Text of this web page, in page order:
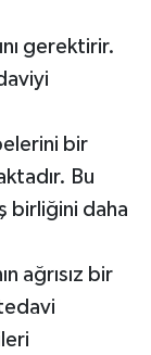
gerektirir.
bir
Bu
birliğini daha
ağrısız bir